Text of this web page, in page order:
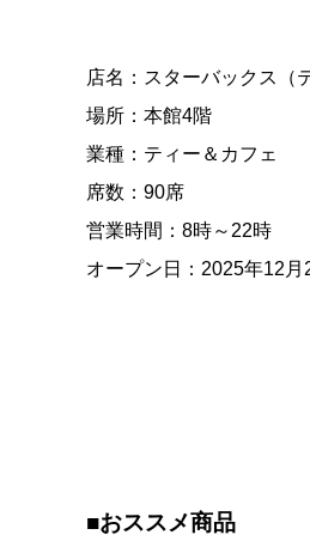
店名：スターバックス（
場所：本館4階
業種：ティー＆カフェ
席数：90席
営業時間：8時～22時
オープン日：2025年12月
■おススメ商品